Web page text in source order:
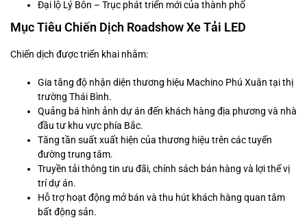
Đại lộ Lý Bôn – Trục phát triển mới của thành phố
Mục Tiêu Chiến Dịch Roadshow Xe Tải LED
Chiến dịch được triển khai nhằm:
Gia tăng độ nhận diện thương hiệu Machino Phú Xuân tại thị
trường Thái Bình.
Quảng bá hình ảnh dự án đến khách hàng địa phương và nhà
đầu tư khu vực phía Bắc.
Tăng tần suất xuất hiện của thương hiệu trên các tuyến
đường trung tâm.
Truyền tải thông tin ưu đãi, chính sách bán hàng và lợi thế vị
trí dự án.
Hỗ trợ hoạt động mở bán và thu hút khách hàng quan tâm
bất động sản.